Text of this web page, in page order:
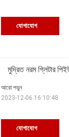
যোগাযোগ
মুদ্রিত নরম গ্লিটার
যোগাযোগ
আরো পড়ুন
2023-12-06 16:10:48